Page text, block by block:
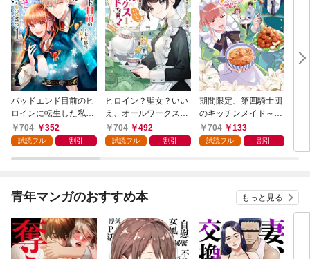
バッドエンド目前のヒ
ロインに転生した私、
今世では恋愛するつも
りがチートな兄が離し
OMIC 第1巻
704 352
試読フル 割引
ヒロイン？聖女？いい
え、オールワークスメ
イドです（誇）！@C
OMIC 第1巻
704 492
試読フル 割引
期間限定、第四騎士団
のキッチンメイド～結
婚したくないので就職
しました～@COMIC
704 133
試読フル 割引
悪
先
令
ラ
の
青年マンガのおすすめ本 もっと見る